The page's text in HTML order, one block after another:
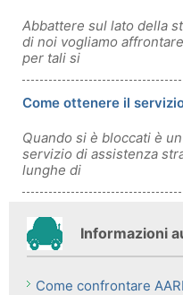
Abbattere sul lato della
di noi vogliamo
per tali si
Come ottenere il
Quando si è bloccati è
servizio di assistenza
lunghe di
Informazioni
Come confrontare